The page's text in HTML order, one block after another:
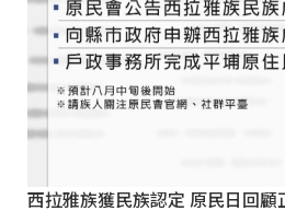
西拉雅族獲民族認定 原民日回顧